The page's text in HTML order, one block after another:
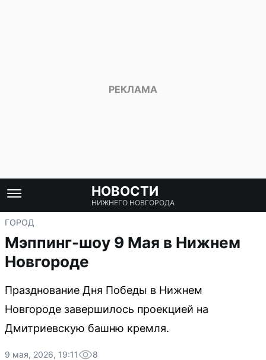
НОВОСТИ
НИЖНЕГО НОВГОРОДА
ГОРОД
Мэппинг-шоу 9 Мая в Нижнем
Новгороде
Празднование Дня Победы в Нижнем
Новгороде завершилось проекцией на
Дмитриевскую башню кремля.
9 мая, 2026, 19:11 8